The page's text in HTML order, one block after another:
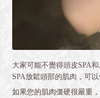
大家可能不覺得頭皮SPA
SPA放鬆頭部的肌肉，可
如果您的肌肉僵硬很嚴重